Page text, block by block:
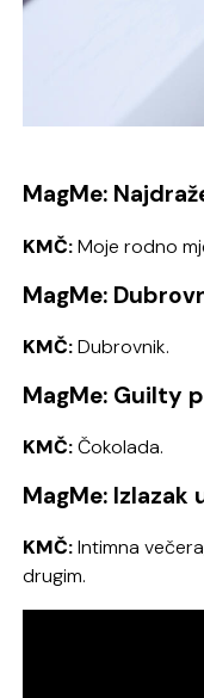
MagMe:
KMČ:Moje rodno
MagMe:
KMČ:Dubrovnik.
MagMe: Guilty
KMČ:Čokolada.
MagMe:
KMČ:Intimna
drugim.